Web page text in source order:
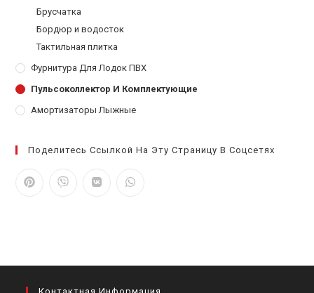
Брусчатка
Бордюр и водосток
Тактильная плитка
Фурнитура Для Лодок ПВХ
Пульсоколлектор И Комплектующие
Амортизаторы Лыжные
Поделитесь Ссылкой На Эту Страницу В Соцсетях